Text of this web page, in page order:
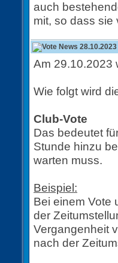
auch
mit, so dass sie
28.10.2023
Am 29.10.2023
Wie folgt wird
Club-Vote
Das bedeutet
Stunde hinzu
warten muss.
Beispiel:
Bei einem Vote
der
Vergangenheit
nach der